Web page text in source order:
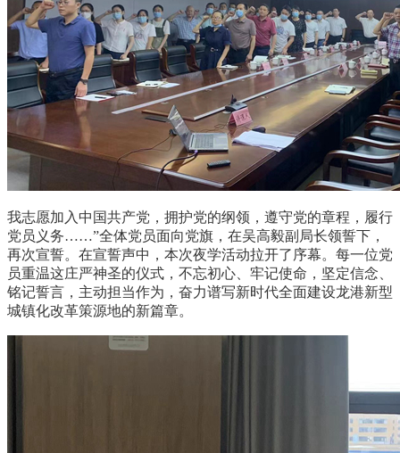
我志愿加入中国共产党，拥护党的纲领，遵守党的章程，履行
党员义务……”全体党员面向党旗，在吴高毅副局长领誓下，
再次宣誓。在宣誓声中，本次夜学活动拉开了序幕。每一位党
员重温这庄严神圣的仪式，不忘初心、牢记使命，坚定信念、
铭记誓言，主动担当作为，奋力谱写新时代全面建设龙港新型
城镇化改革策源地的新篇章。